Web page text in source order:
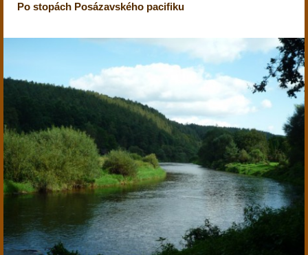
Po stopách Posázavského pacifiku